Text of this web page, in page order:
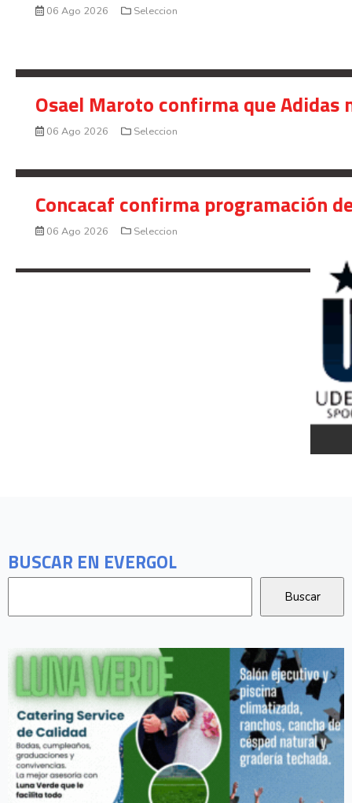
BUSCAR EN EVERGOL
06 Ago 2026 Seleccion
Osael Maroto confirma que Adidas
06 Ago 2026 Seleccion
Concacaf confirma programación
06 Ago 2026 Seleccion